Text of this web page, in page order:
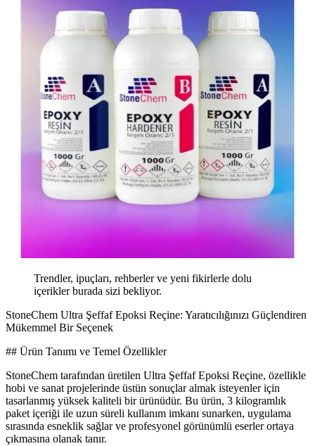
Trendler, ipuçları, rehberler ve yeni fikirlerle dolu
içerikler burada sizi bekliyor.
StoneChem Ultra Şeffaf Epoksi Reçine: Yaratıcılığınızı Güçlendiren
Mükemmel Bir Seçenek
## Ürün Tanımı ve Temel Özellikler
StoneChem tarafından üretilen Ultra Şeffaf Epoksi Reçine, özellikle
hobi ve sanat projelerinde üstün sonuçlar almak isteyenler için
tasarlanmış yüksek kaliteli bir ürünüdür. Bu ürün, 3 kilogramlık
paket içeriği ile uzun süreli kullanım imkanı sunarken, uygulama
sırasında esneklik sağlar ve profesyonel görünümlü eserler ortaya
çıkmasına olanak tanır.